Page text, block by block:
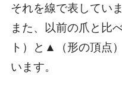
それを線で表していま
また、以前の爪と比
ト）と▲（形の頂点
います。